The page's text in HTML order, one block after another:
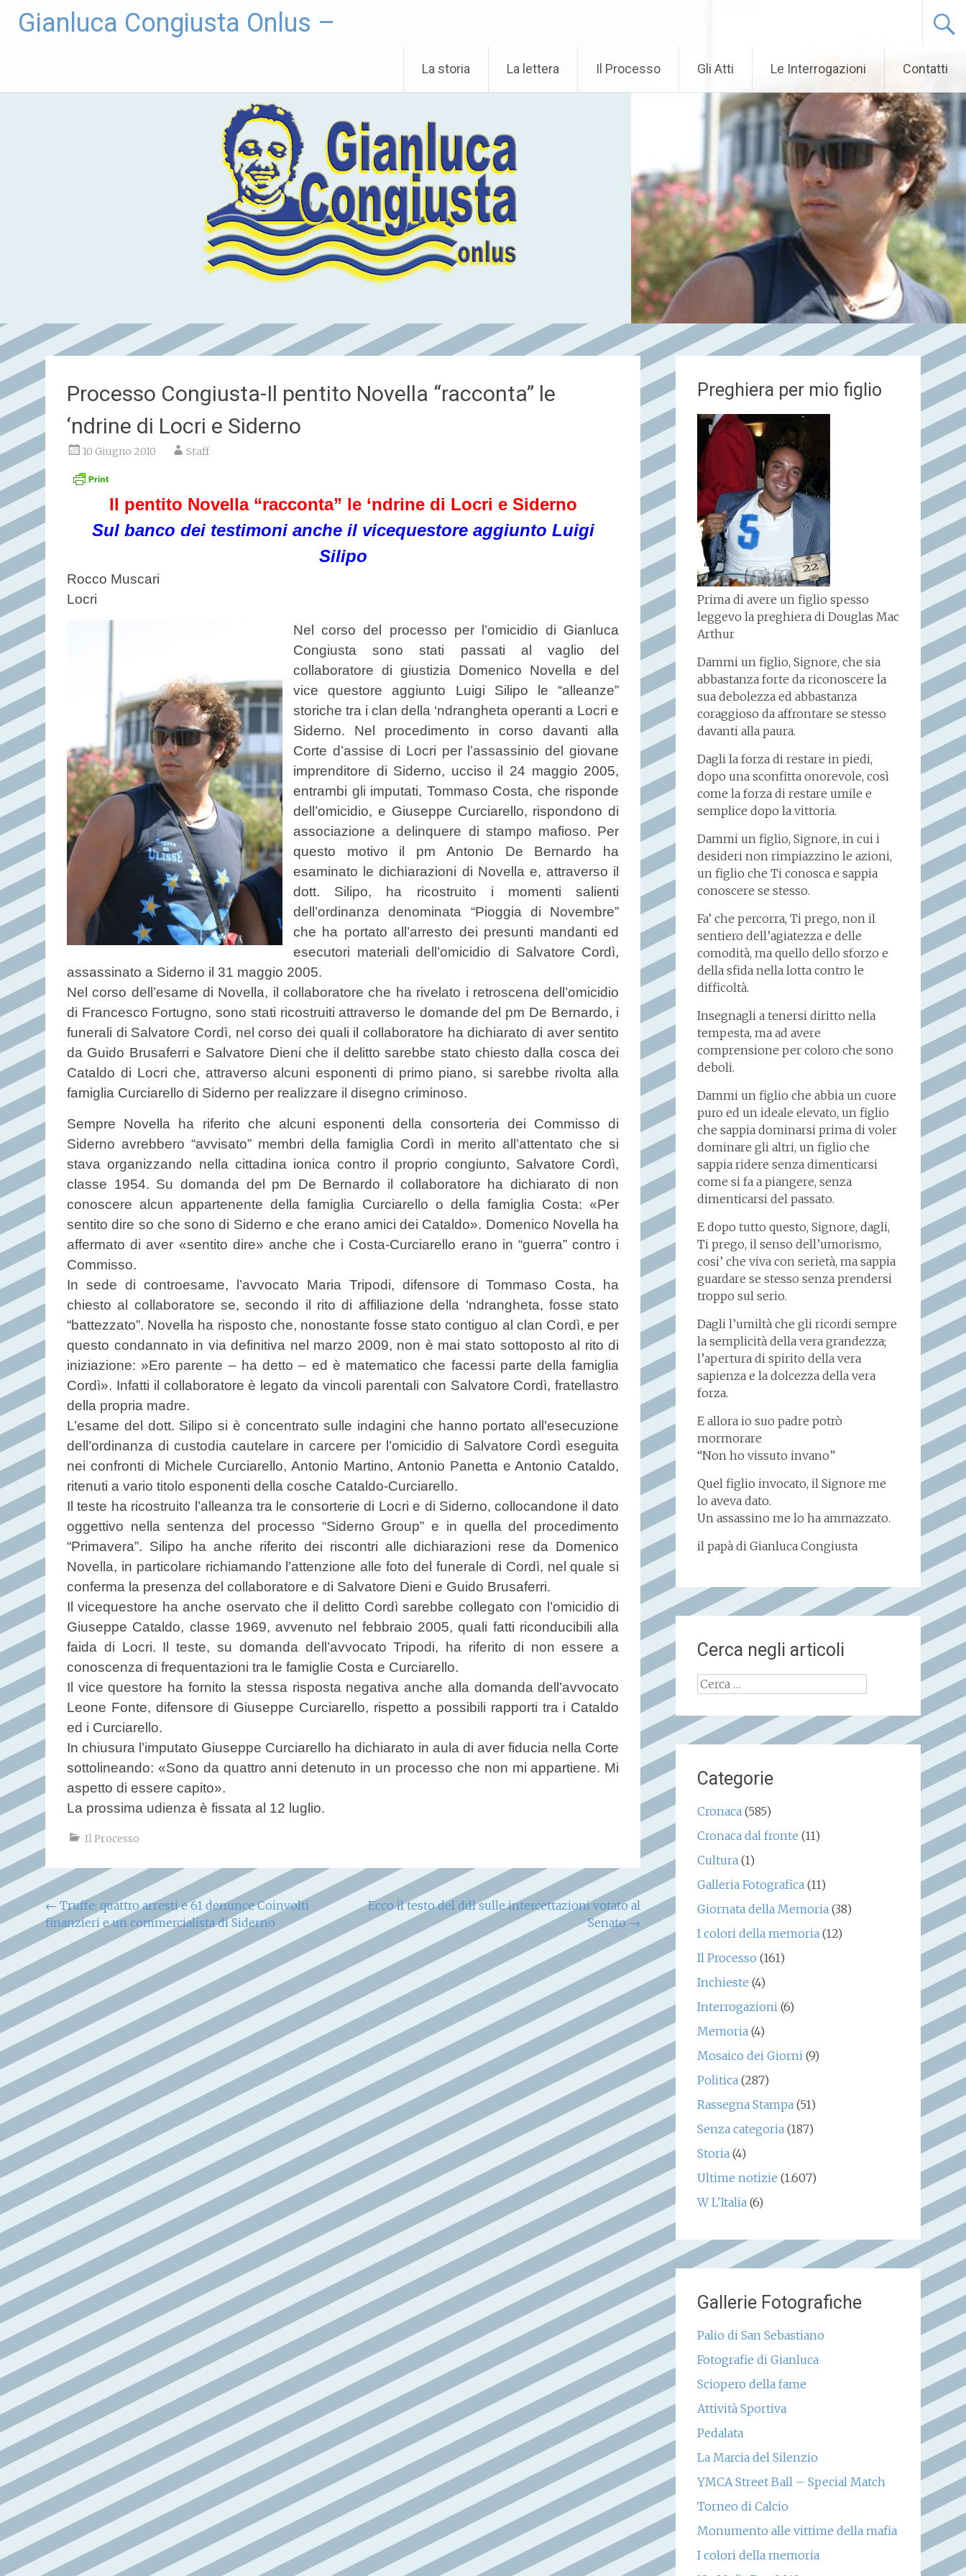
Gianluca Congiusta Onlus –
La storia La lettera Il Processo Gli Atti Le Interrogazioni Contatti
Processo Congiusta-Il pentito Novella “racconta” le
‘ndrine di Locri e Siderno
10 Giugno 2010 Staff
Il pentito Novella “racconta” le ‘ndrine di Locri e Siderno
Sul banco dei testimoni anche il vicequestore aggiunto Luigi
Silipo
Rocco Muscari
Locri
Nel corso del processo per l’omicidio di Gianluca
Congiusta sono stati passati al vaglio del
collaboratore di giustizia Domenico Novella e del
vice questore aggiunto Luigi Silipo le “alleanze”
storiche tra i clan della ‘ndrangheta operanti a Locri e
Siderno. Nel procedimento in corso davanti alla
Corte d’assise di Locri per l’assassinio del giovane
imprenditore di Siderno, ucciso il 24 maggio 2005,
entrambi gli imputati, Tommaso Costa, che risponde
dell’omicidio, e Giuseppe Curciarello, rispondono di
associazione a delinquere di stampo mafioso. Per
questo motivo il pm Antonio De Bernardo ha
esaminato le dichiarazioni di Novella e, attraverso il
dott. Silipo, ha ricostruito i momenti salienti
dell’ordinanza denominata “Pioggia di Novembre”
che ha portato all’arresto dei presunti mandanti ed
esecutori materiali dell’omicidio di Salvatore Cordì,
assassinato a Siderno il 31 maggio 2005.
Nel corso dell’esame di Novella, il collaboratore che ha rivelato i retroscena dell’omicidio
di Francesco Fortugno, sono stati ricostruiti attraverso le domande del pm De Bernardo, i
funerali di Salvatore Cordì, nel corso dei quali il collaboratore ha dichiarato di aver sentito
da Guido Brusaferri e Salvatore Dieni che il delitto sarebbe stato chiesto dalla cosca dei
Cataldo di Locri che, attraverso alcuni esponenti di primo piano, si sarebbe rivolta alla
famiglia Curciarello di Siderno per realizzare il disegno criminoso.
Sempre Novella ha riferito che alcuni esponenti della consorteria dei Commisso di
Siderno avrebbero “avvisato” membri della famiglia Cordì in merito all’attentato che si
stava organizzando nella cittadina ionica contro il proprio congiunto, Salvatore Cordì,
classe 1954. Su domanda del pm De Bernardo il collaboratore ha dichiarato di non
conoscere alcun appartenente della famiglia Curciarello o della famiglia Costa: «Per
sentito dire so che sono di Siderno e che erano amici dei Cataldo». Domenico Novella ha
affermato di aver «sentito dire» anche che i Costa-Curciarello erano in “guerra” contro i
Commisso.
In sede di controesame, l’avvocato Maria Tripodi, difensore di Tommaso Costa, ha
chiesto al collaboratore se, secondo il rito di affiliazione della ‘ndrangheta, fosse stato
“battezzato”. Novella ha risposto che, nonostante fosse stato contiguo al clan Cordì, e per
questo condannato in via definitiva nel marzo 2009, non è mai stato sottoposto al rito di
iniziazione: »Ero parente – ha detto – ed è matematico che facessi parte della famiglia
Cordì». Infatti il collaboratore è legato da vincoli parentali con Salvatore Cordì, fratellastro
della propria madre.
L’esame del dott. Silipo si è concentrato sulle indagini che hanno portato all’esecuzione
dell’ordinanza di custodia cautelare in carcere per l’omicidio di Salvatore Cordì eseguita
nei confronti di Michele Curciarello, Antonio Martino, Antonio Panetta e Antonio Cataldo,
ritenuti a vario titolo esponenti della cosche Cataldo-Curciarello.
Il teste ha ricostruito l’alleanza tra le consorterie di Locri e di Siderno, collocandone il dato
oggettivo nella sentenza del processo “Siderno Group” e in quella del procedimento
“Primavera”. Silipo ha anche riferito dei riscontri alle dichiarazioni rese da Domenico
Novella, in particolare richiamando l’attenzione alle foto del funerale di Cordì, nel quale si
conferma la presenza del collaboratore e di Salvatore Dieni e Guido Brusaferri.
Il vicequestore ha anche oservato che il delitto Cordì sarebbe collegato con l’omicidio di
Giuseppe Cataldo, classe 1969, avvenuto nel febbraio 2005, quali fatti riconducibili alla
faida di Locri. Il teste, su domanda dell’avvocato Tripodi, ha riferito di non essere a
conoscenza di frequentazioni tra le famiglie Costa e Curciarello.
Il vice questore ha fornito la stessa risposta negativa anche alla domanda dell’avvocato
Leone Fonte, difensore di Giuseppe Curciarello, rispetto a possibili rapporti tra i Cataldo
ed i Curciarello.
In chiusura l’imputato Giuseppe Curciarello ha dichiarato in aula di aver fiducia nella Corte
sottolineando: «Sono da quattro anni detenuto in un processo che non mi appartiene. Mi
aspetto di essere capito».
La prossima udienza è fissata al 12 luglio.
Il Processo
Navigazione
articoli
← Truffe: quattro arresti e 61 denunce Coinvolti
finanzieri e un commercialista di Siderno
Ecco il testo del ddl sulle intercettazioni votato al
Senato→
Preghiera per mio figlio
Prima di avere un figlio spesso
leggevo la preghiera di Douglas Mac
Arthur
Dammi un figlio, Signore, che sia
abbastanza forte da riconoscere la
sua debolezza ed abbastanza
coraggioso da affrontare se stesso
davanti alla paura.
Dagli la forza di restare in piedi,
dopo una sconfitta onorevole, così
come la forza di restare umile e
semplice dopo la vittoria.
Dammi un figlio, Signore, in cui i
desideri non rimpiazzino le azioni,
un figlio che Ti conosca e sappia
conoscere se stesso.
Fa’ che percorra, Ti prego, non il
sentiero dell’agiatezza e delle
comodità, ma quello dello sforzo e
della sfida nella lotta contro le
difficoltà.
Insegnagli a tenersi diritto nella
tempesta, ma ad avere
comprensione per coloro che sono
deboli.
Dammi un figlio che abbia un cuore
puro ed un ideale elevato, un figlio
che sappia dominarsi prima di voler
dominare gli altri, un figlio che
sappia ridere senza dimenticarsi
come si fa a piangere, senza
dimenticarsi del passato.
E dopo tutto questo, Signore, dagli,
Ti prego, il senso dell’umorismo,
cosi’ che viva con serietà, ma sappia
guardare se stesso senza prendersi
troppo sul serio.
Dagli l’umiltà che gli ricordi sempre
la semplicità della vera grandezza;
l’apertura di spirito della vera
sapienza e la dolcezza della vera
forza.
E allora io suo padre potrò
mormorare
“Non ho vissuto invano”
Quel figlio invocato, il Signore me
lo aveva dato.
Un assassino me lo ha ammazzato.
il papà di Gianluca Congiusta
Cerca negli articoli
Ricerca
Categorie
Cronaca(585)
Cronaca dal fronte (11)
Cultura(1)
Galleria Fotografica(11)
Giornata della Memoria(38)
I colori della memoria(12)
Il Processo (161)
Inchieste (4)
Interrogazioni(6)
Memoria(4)
Mosaico dei Giorni(9)
Politica(287)
Rassegna Stampa(51)
Senza categoria(187)
Storia(4)
Ultime notizie (1.607)
W L'Italia(6)
Gallerie Fotografiche
Palio di San Sebastiano
Fotografie di Gianluca
Sciopero della fame
Attività Sportiva
Pedalata
La Marcia del Silenzio
YMCA Street Ball – Special Match
Torneo di Calcio
Monumento alle vittime della mafia
I colori della memoria